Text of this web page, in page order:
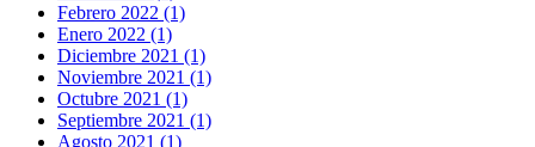
Febrero 2022 (1)
Enero 2022 (1)
Diciembre 2021 (1)
Noviembre 2021 (1)
Octubre 2021 (1)
Septiembre 2021 (1)
Agosto 2021 (1)